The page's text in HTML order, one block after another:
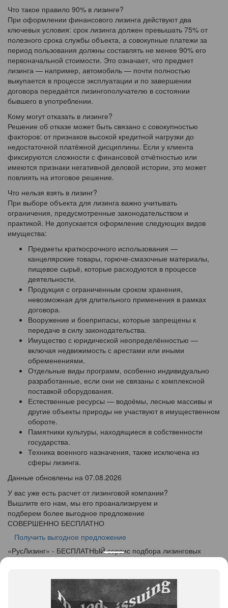
Что такое правило 90% в лизинге?
При оформлении финансового лизинга действуют два
ключевых условия: срок лизинга должен превышать 75% от
полезного срока службы объекта, а совокупные платежи за
период пользования должны составлять не менее 90% его
первоначальной стоимости. Это означает, что предмет
лизинга — например, автомобиль — почти полностью
выкупается в процессе эксплуатации и по завершении
договора передаётся лизингополучателю в состоянии
бывшего в употреблении.
Кому могут отказать в лизинге?
Решение об отказе может быть связано с совокупностью
факторов: от признаков высокой кредитной нагрузки до
недостаточной платёжной дисциплины. Если у клиента
фиксируются сложности с финансовой отчётностью или
имеются признаки негативной деловой истории, это может
повлиять на итоговое решение.
Что нельзя взять в лизинг?
При выборе объекта для лизинга важно учитывать
ограничения, предусмотренные законодательством и
практикой. Не допускается оформление следующих видов
имущества:
Предметы краткосрочного использования —
канцелярские товары, горюче-смазочные материалы,
пищевое сырьё, которые расходуются в процессе
деятельности.
Продукция с ограниченным сроком хранения,
невозможная для длительного применения в рамках
договора.
Вооружение и боеприпасы, которые запрещены к
передаче в силу законодательства.
Имущество с юридической неопределённостью —
включая недвижимость с арестами или иными
обременениями.
Отдельные виды программ, особенно индивидуально
разработанные, если они не связаны с комплексной
поставкой оборудования.
Естественные ресурсы — водоёмы, лесные массивы и
другие объекты природы не участвуют в имущественном
обороте.
Памятники культуры, находящиеся в собственности
государства.
Техника военного назначения, также исключена из
сферы лизинга.
Данные обновлены на 07.08.2026
У вас уже есть расчет от лизинговой компании?
Вышлите его нам, мы его проанализируем и
подберем более выгодное предложение
СОВЕРШЕННО БЕСПЛАТНО
Получить выгодное предложение
«РусЛизинг» - БЕСПЛАТНЫЙ сервис подбора лизинговых
+7 (495) 103-49-76
450019, Республика Башкортостан, г. Уфа, ул. Рижская, дом